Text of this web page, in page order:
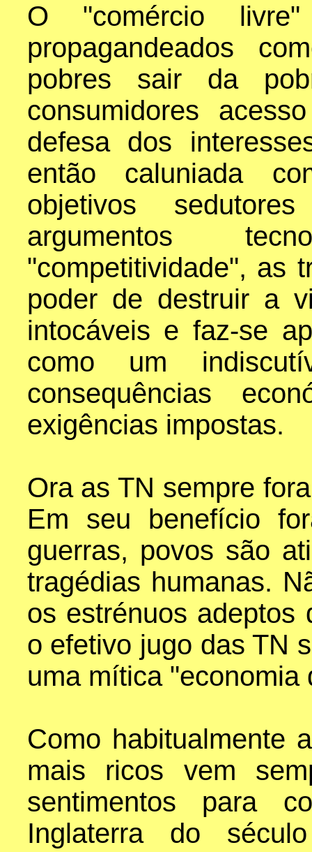
O "comércio
propagandeados
pobres sair da
consumidores
defesa dos
então caluniada
objetivos
argumentos
"competitividade", as
poder de destruir a
intocáveis e faz-se
como um
consequências
exigências impostas.
Ora as TN sempre
Em seu benefício
guerras, povos são
tragédias humanas.
os estrénuos adeptos
o efetivo jugo das TN
uma mítica "economia
Como habitualmente
mais ricos vem
sentimentos para
Inglaterra do